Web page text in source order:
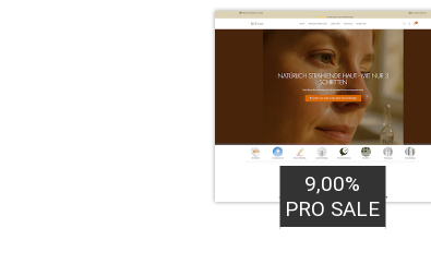
9,00%
PRO SALE